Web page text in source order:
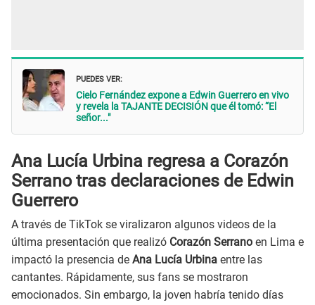
PUEDES VER:
Cielo Fernández expone a Edwin Guerrero en vivo
y revela la TAJANTE DECISIÓN que él tomó: “El
señor..."
Ana Lucía Urbina regresa a Corazón
Serrano tras declaraciones de Edwin
Guerrero
A través de TikTok se viralizaron algunos videos de la
última presentación que realizó Corazón Serrano en Lima e
impactó la presencia de Ana Lucía Urbina entre las
cantantes. Rápidamente, sus fans se mostraron
emocionados. Sin embargo, la joven habría tenido días